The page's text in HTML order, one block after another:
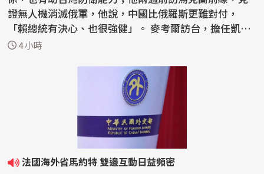
證無人機消滅俄軍，他說，中國比俄羅斯更難對付，
「賴總統有決心、也很強健」。 麥考爾訪台，擔任凱達
格蘭論壇...
4 小時
法國海外省馬約特 雙邊互動日益頻密